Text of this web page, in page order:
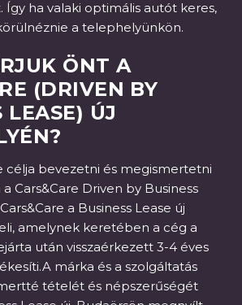
ha valaki optimális autót keres,
a telephelyünkön.
ÖNT A
(DRIVEN BY
LEASE) ÚJ
célja bevezetni és megismertetni
Cars&Care Driven by Business
a Business Lease új
amelynek keretében a cég a
után visszaérkezett 3-4 éves
márka és a szolgáltatás
tételét és népszerűségét